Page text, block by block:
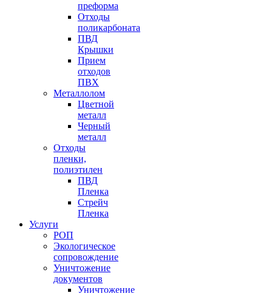
преформа
Отходы
поликарбоната
ПВД
Крышки
Прием
отходов
ПВХ
Металлолом
Цветной
металл
Черный
металл
Отходы
пленки,
полиэтилен
ПВД
Пленка
Стрейч
Пленка
Услуги
РОП
Экологическое
сопровождение
Уничтожение
документов
Уничтожение